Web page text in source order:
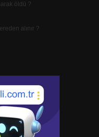
öldü ?
alınır ?